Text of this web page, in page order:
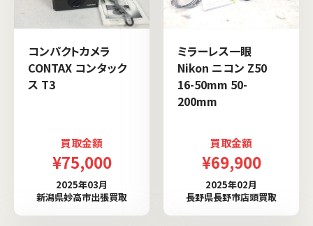
コンパクトカメラ
CONTAX コンタック
ス T3
買取金額
¥75,000
2025年03月
新潟県妙高市出張買取
ミラーレス一眼
Nikon ニコン Z50
16-50mm 50-
200mm
買取金額
¥69,900
2025年02月
長野県長野市店頭買取